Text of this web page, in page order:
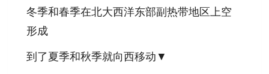
冬季和春季在北大西洋东部副热带地区上空
形成
到了夏季和秋季就向西移动▼